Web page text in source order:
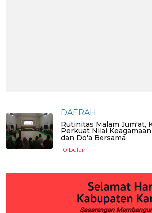
DAERAH
Rutinitas Malam Jum'at,
Perkuat Nilai
dan Do'a Bersama
10 bulan